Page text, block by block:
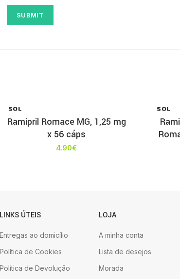
SOL
T
Ramipril Romace MG, 1,25 mg
x 56 cáps
4.90€
SOL
T
LINKS ÚTEIS
Entregas ao domicílio
Política de Cookies
Política de Devolução
LOJA
A minha conta
Lista de desejos
Morada